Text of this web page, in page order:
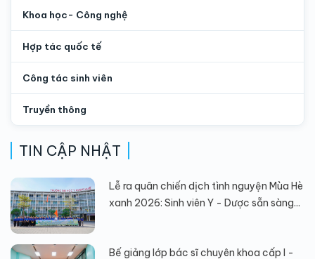
Khoa học- Công nghệ
Hợp tác quốc tế
Công tác sinh viên
Truyền thông
TIN CẬP NHẬT
Lễ ra quân chiến dịch tình nguyện Mùa Hè
xanh 2026: Sinh viên Y - Dược sẵn sàng...
Bế giảng lớp bác sĩ chuyên khoa cấp I -